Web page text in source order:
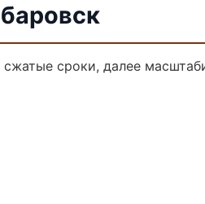
сжатые сроки, далее